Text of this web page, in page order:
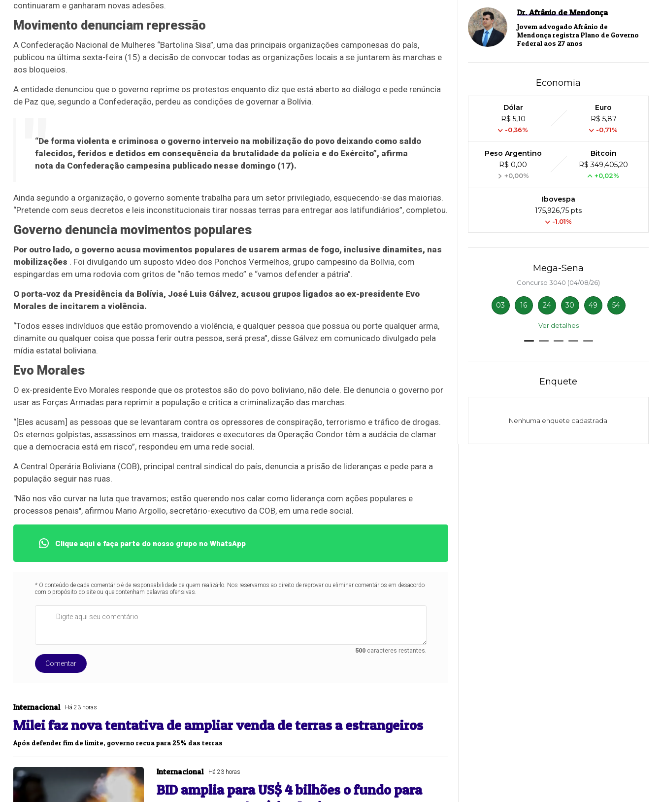
continuaram e ganharam novas adesões.
Movimento denunciam repressão
A Confederação Nacional de Mulheres “Bartolina Sisa”, uma das principais organizações camponesas do país,
publicou na última sexta-feira (15) a decisão de convocar todas as organizações locais a se juntarem às marchas e
aos bloqueios.
A entidade denunciou que o governo reprime os protestos enquanto diz que está aberto ao diálogo e pede renúncia
de Paz que, segundo a Confederação, perdeu as condições de governar a Bolívia.
“De forma violenta e criminosa o governo interveio na mobilização do povo deixando como saldo
falecidos, feridos e detidos em consequência da brutalidade da polícia e do Exército”, afirma
nota da Confederação campesina publicado nesse domingo (17).
Ainda segundo a organização, o governo somente trabalha para um setor privilegiado, esquecendo-se das maiorias.
“Pretende com seus decretos e leis inconstitucionais tirar nossas terras para entregar aos latifundiários”, completou.
Governo denuncia movimentos populares
Por outro lado, o governo acusa movimentos populares de usarem armas de fogo, inclusive dinamites, nas
mobilizações . Foi divulgando um suposto vídeo dos Ponchos Vermelhos, grupo campesino da Bolívia, com
espingardas em uma rodovia com gritos de “não temos medo” e “vamos defender a pátria”.
O porta-voz da Presidência da Bolívia, José Luis Gálvez, acusou grupos ligados ao ex-presidente Evo
Morales de incitarem a violência.
“Todos esses indivíduos que estão promovendo a violência, e qualquer pessoa que possua ou porte qualquer arma,
dinamite ou qualquer coisa que possa ferir outra pessoa, será presa”, disse Gálvez em comunicado divulgado pela
mídia estatal boliviana.
Evo Morales
O ex-presidente Evo Morales responde que os protestos são do povo boliviano, não dele. Ele denuncia o governo por
usar as Forças Armadas para reprimir a população e critica a criminalização das marchas.
“[Eles acusam] as pessoas que se levantaram contra os opressores de conspiração, terrorismo e tráfico de drogas.
Os eternos golpistas, assassinos em massa, traidores e executores da Operação Condor têm a audácia de clamar
que a democracia está em risco”, respondeu em uma rede social.
A Central Operária Boliviana (COB), principal central sindical do país, denuncia a prisão de lideranças e pede para a
população seguir nas ruas.
"Não nos vão curvar na luta que travamos; estão querendo nos calar como liderança com ações populares e
processos penais", afirmou Mario Argollo, secretário-executivo da COB, em uma rede social.
Clique aqui e faça parte do nosso grupo no WhatsApp
* O conteúdo de cada comentário é de responsabilidade de quem realizá-lo. Nos reservamos ao direito de reprovar ou eliminar comentários em desacordo
com o propósito do site ou que contenham palavras ofensivas.
500caracteres restantes.
Comentar
Internacional Há 23 horas
Milei faz nova tentativa de ampliar venda de terras a estrangeiros
Após defender fim de limite, governo recua para 25% das terras
Internacional Há 23 horas
BID amplia para US$ 4 bilhões o fundo para
Dr. Afrânio de Mendonça
Jovem advogado Afrânio de
Mendonça registra Plano de Governo
Federal aos 27 anos
Economia
Dólar
R$ 5,10
-0,36%
Euro
R$ 5,87
-0,71%
Peso Argentino
R$ 0,00
+0,00%
Bitcoin
R$ 349,405,20
+0,02%
Ibovespa
175,926,75 pts
-1.01%
05 07 08 11
16 20 21 23
detalhes
Lotomania
05
35 36 43 49 50 56 61
Duplasena
Ver detalhes
Mega-Sena
Concurso 3040 (04/08/26)
03 16 24 30 49 54
Ver detalhes
Enquete
Nenhuma enquete cadastrada